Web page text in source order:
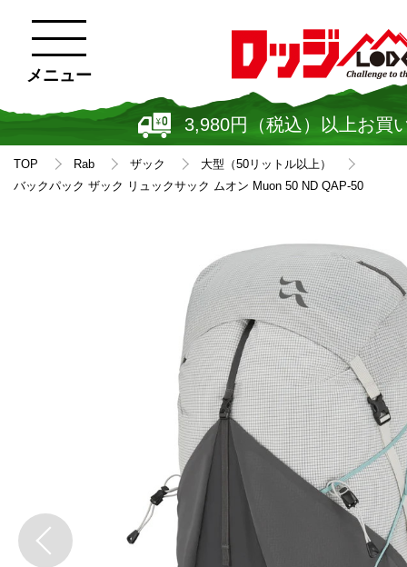
3,980円（税込）以上お買
メニュー
TOP Rab ザック
大型（50リットル以上）
バックパック ザック リュックサック ムオン Muon 50 ND QAP-50